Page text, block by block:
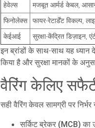
हेवेल्स
मजबूत आर्मर्ड केबल,
फिनोलेक्स
फायर-रेटार्डेंट विकल्प,
केईआई
सुरक्षा-केंद्रित डिज़ाइन,
इन ब्रांडों के साथ-साथ यह ध्यान
किया है और सुरक्षा मानकों के
वैरिंग केलिए
सही वैरिंग केवल सामग्री पर
सर्किट ब्रेकर (MCB) का